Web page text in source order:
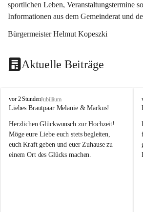
sportlichen Leben, Veranstaltungstermine
Informationen aus dem Gemeinderat und
Bürgermeister Helmut Kopeszki
Aktuelle Beiträge
T
o
a
j
vor 2 StundenJubiläum
Liebes Brautpaar Melanie & Markus!
Herzlichen Glückwunsch zur Hochzeit!
Möge eure Liebe euch stets begleiten,
euch Kraft geben und euer Zuhause zu
einem Ort des Glücks machen.
j